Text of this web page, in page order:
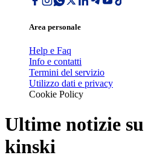
Area personale
Help e Faq
Info e contatti
Termini del servizio
Utilizzo dati e privacy
Cookie Policy
Ultime notizie su
kinski